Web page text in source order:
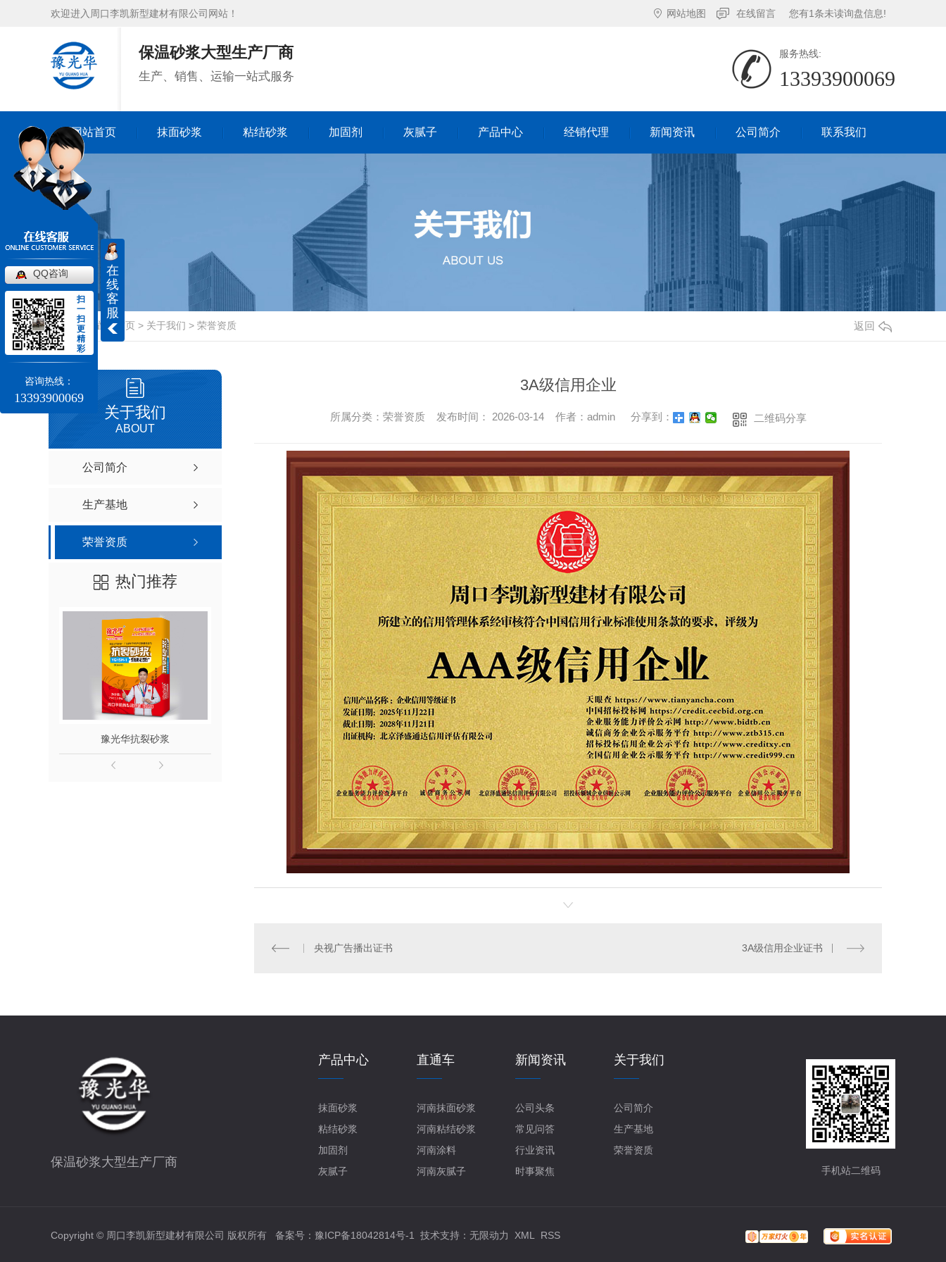
欢迎进入周口李凯新型建材有限公司网站！ 网站地图 在线留言 您有1条未读询盘信息!
保温砂浆大型生产厂商
生产、销售、运输一站式服务
服务热线:
13393900069
网站首页
网站首页 抹面砂浆 粘结砂浆 加固剂 灰腻子 产品中心 经销代理 新闻资讯
公司简介
公司简介
联系我们
联系我们
当前位置：首页 > 关于我们 > 荣誉资质 返回
关于我们
ABOUT
公司简介
生产基地
荣誉资质
热门推荐
豫光华抗裂砂浆 豫光华聚合物粘结砂浆 加固剂 豫光华内墙净味腻子
3A级信用企业
所属分类：荣誉资质 发布时间： 2026-03-14 作者：admin 分享到： 二维码分享
央视广告播出证书 3A级信用企业证书
保温砂浆大型生产厂商
产品中心
抹面砂浆
粘结砂浆
加固剂
灰腻子
直通车
河南抹面砂浆
河南粘结砂浆
河南涂料
河南灰腻子
新闻资讯
公司头条
常见问答
行业资讯
时事聚焦
关于我们
公司简介
生产基地
荣誉资质
手机站二维码
Copyright © 周口李凯新型建材有限公司 版权所有 备案号： 豫ICP备18042814号-1 技术支持： 无限动力 XML RSS
在
线
客
服
QQ咨询
扫
一
扫
更
精
彩
咨询热线：
13393900069